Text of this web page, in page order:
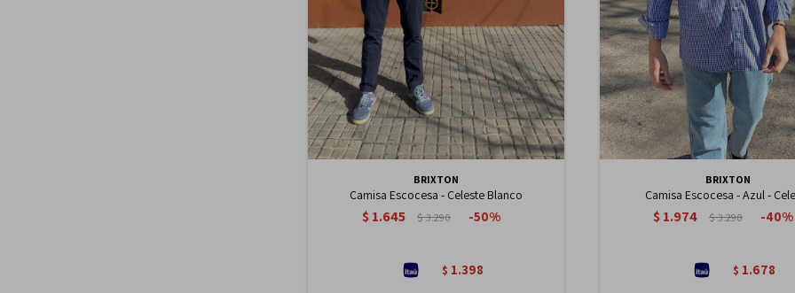
BRIXTON
Camisa Escocesa - Celeste Blanco
$1.645 $3.290 50
$ 1.398
BRIXTON
Camisa Escocesa - Azul -
$1.974 $3.290 40
$ 1.678